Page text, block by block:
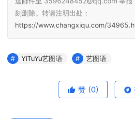
刻删除。转请注明出处：
https://www.changxiqu.com/
YiTuYu艺图语 艺图语
赞 (0)